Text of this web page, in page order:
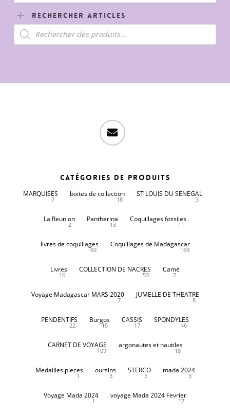
Rechercher Articles
Recherche
de
produits
email
Catégories de produits
MARQUISES
7
boites de collection
18
ST LOUIS DU SENEGAL
3
La Reunion
2
Pantherina
13
Coquillages fossiles
11
livres de coquillages
69
Coquillages de Madagascar
169
Livres
16
COLLECTION DE NACRES
53
Camé
7
Voyage Madagascar MARS 2020
7
JUMELLE DE THEATRE
8
PENDENTIFS
22
Burgos
15
CASSIS
17
SPONDYLES
46
CARNET DE VOYAGE
109
argonautes et nautiles
18
Medailles pieces
1
oursins
3
STERCO
5
mada 2024
3
Voyage Mada 2024
1
voyage Mada 2024 Fevrier
17